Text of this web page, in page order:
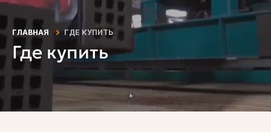
ГЛАВНАЯ ГДЕ КУПИТЬ
Где купить